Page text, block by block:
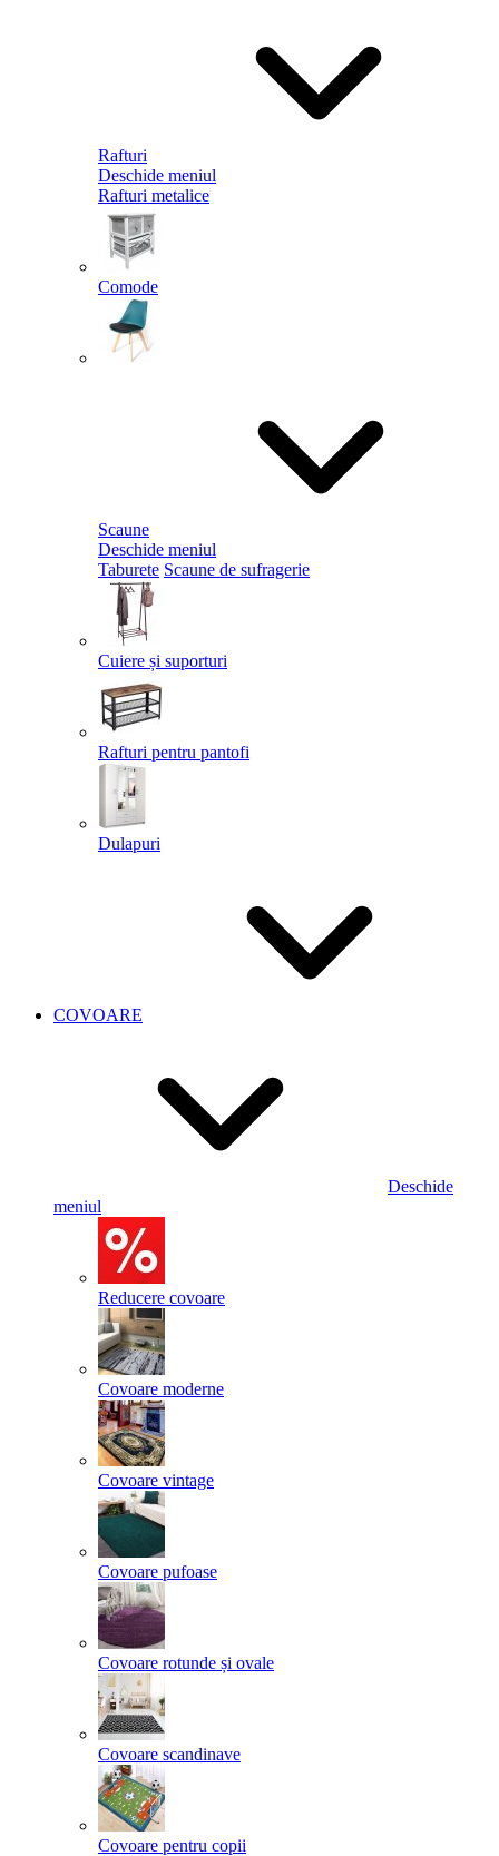
Rafturi
Deschide meniul
Rafturi metalice
Comode
Scaune
Deschide meniul
Taburete Scaune de sufragerie
Cuiere și suporturi
Rafturi pentru pantofi
Dulapuri
COVOARE
Deschide
meniul
Reducere covoare
Covoare moderne
Covoare vintage
Covoare pufoase
Covoare rotunde și ovale
Covoare scandinave
Covoare pentru copii